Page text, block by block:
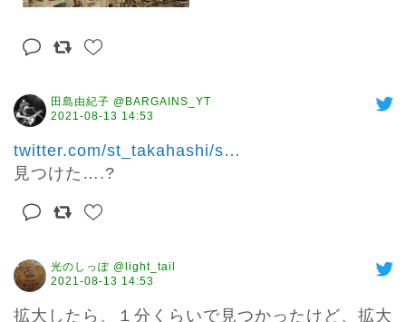
田島由紀子 @BARGAINS_YT
2021-08-13 14:53
twitter.com/st_takahashi/s…
見つけた….?
光のしっぽ @light_tail
2021-08-13 14:53
拡大したら、１分くらいで見つかったけど、拡大